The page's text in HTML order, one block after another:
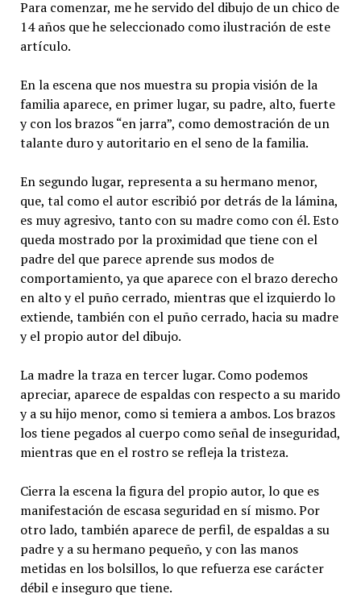
Para comenzar, me he servido del dibujo de un chico de
14 años que he seleccionado como ilustración de este
artículo.
En la escena que nos muestra su propia visión de la
familia aparece, en primer lugar, su padre, alto, fuerte
y con los brazos “en jarra”, como demostración de un
talante duro y autoritario en el seno de la familia.
En segundo lugar, representa a su hermano menor,
que, tal como el autor escribió por detrás de la lámina,
es muy agresivo, tanto con su madre como con él. Esto
queda mostrado por la proximidad que tiene con el
padre del que parece aprende sus modos de
comportamiento, ya que aparece con el brazo derecho
en alto y el puño cerrado, mientras que el izquierdo lo
extiende, también con el puño cerrado, hacia su madre
y el propio autor del dibujo.
La madre la traza en tercer lugar. Como podemos
apreciar, aparece de espaldas con respecto a su marido
y a su hijo menor, como si temiera a ambos. Los brazos
los tiene pegados al cuerpo como señal de inseguridad,
mientras que en el rostro se refleja la tristeza.
Cierra la escena la figura del propio autor, lo que es
manifestación de escasa seguridad en sí mismo. Por
otro lado, también aparece de perfil, de espaldas a su
padre y a su hermano pequeño, y con las manos
metidas en los bolsillos, lo que refuerza ese carácter
débil e inseguro que tiene.